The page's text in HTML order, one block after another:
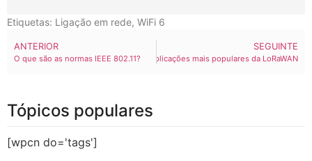
Etiquetas: Ligação em rede, WiFi 6
SEGUINTE
Cinco aplicações mais populares da LoRaWAN
ANTERIOR
O que são as normas IEEE 802.11?
Tópicos populares
[wpcn do='tags']